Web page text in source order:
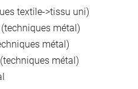
textile->tissu uni)
métal)
métal)
métal)